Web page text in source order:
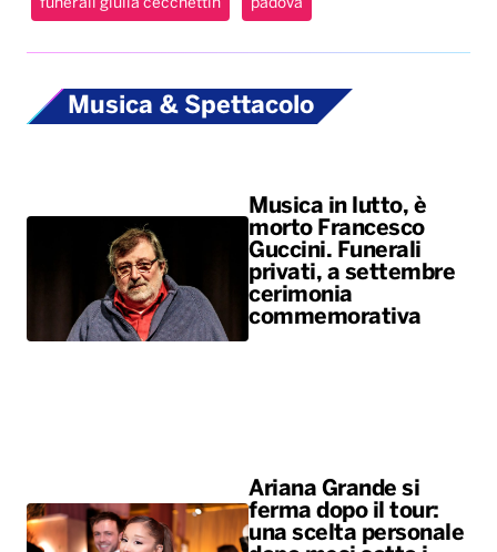
funerali giulia cecchettin padova
Musica & Spettacolo
Musica in lutto, è
morto Francesco
Guccini. Funerali
privati, a settembre
cerimonia
commemorativa
Ariana Grande si
ferma dopo il tour:
una scelta personale